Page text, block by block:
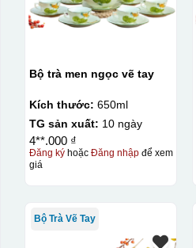
Bộ trà men ngọc vẽ tay
Kích thước: 650ml
TG sản xuất: 10 ngày
4**.000 ₫
Đăng kýhoặc Đăng nhậpđể xem
giá
Bộ Trà Vẽ Tay